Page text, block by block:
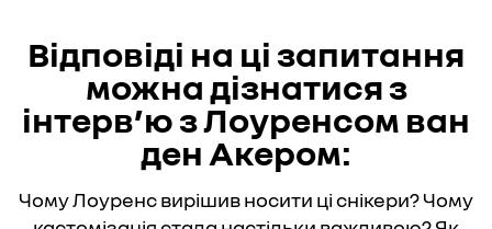
Відповіді на ці запитання
можна дізнатися з
інтерв’ю з Лоуренсом ван
ден Акером:
Чому Лоуренс вирішив носити ці снікери? Чому